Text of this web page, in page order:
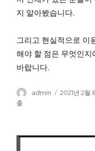
지 알아봤습니다.
그리고 현실적으로 이
해야 할 점은 무엇인
바랍니다.
글
admin
작
2021년 2월
출